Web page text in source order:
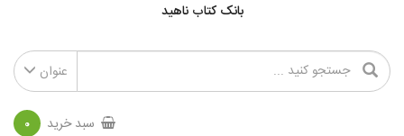
بانک کتاب ناهید
عنوان
سبد خرید 0